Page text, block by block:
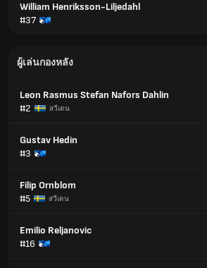
William Henriksson-Liljedahl
#37
ผู้เล่นกองหลัง
Leon Rasmus Stefan Nafors Dahlin
#2
สวีเดน
Gustav Hedin
#3
Filip Ornblom
#5
สวีเดน
Emilio Reljanovic
#16